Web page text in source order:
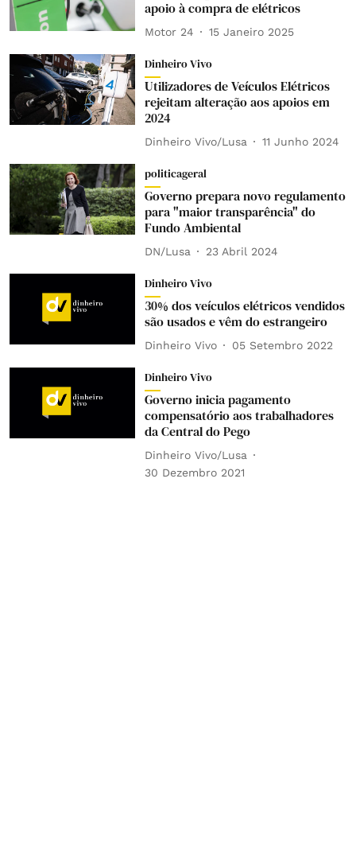
apoio à compra de elétricos
Motor 24 15 Janeiro 2025
Dinheiro Vivo
Utilizadores de Veículos Elétricos
rejeitam alteração aos apoios em
2024
Dinheiro Vivo/Lusa 11 Junho 2024
politicageral
Governo prepara novo regulamento
para "maior transparência" do
Fundo Ambiental
DN/Lusa 23 Abril 2024
Dinheiro Vivo
30% dos veículos elétricos vendidos
são usados e vêm do estrangeiro
Dinheiro Vivo 05 Setembro 2022
Dinheiro Vivo
Governo inicia pagamento
compensatório aos trabalhadores
da Central do Pego
Dinheiro Vivo/Lusa
30 Dezembro 2021